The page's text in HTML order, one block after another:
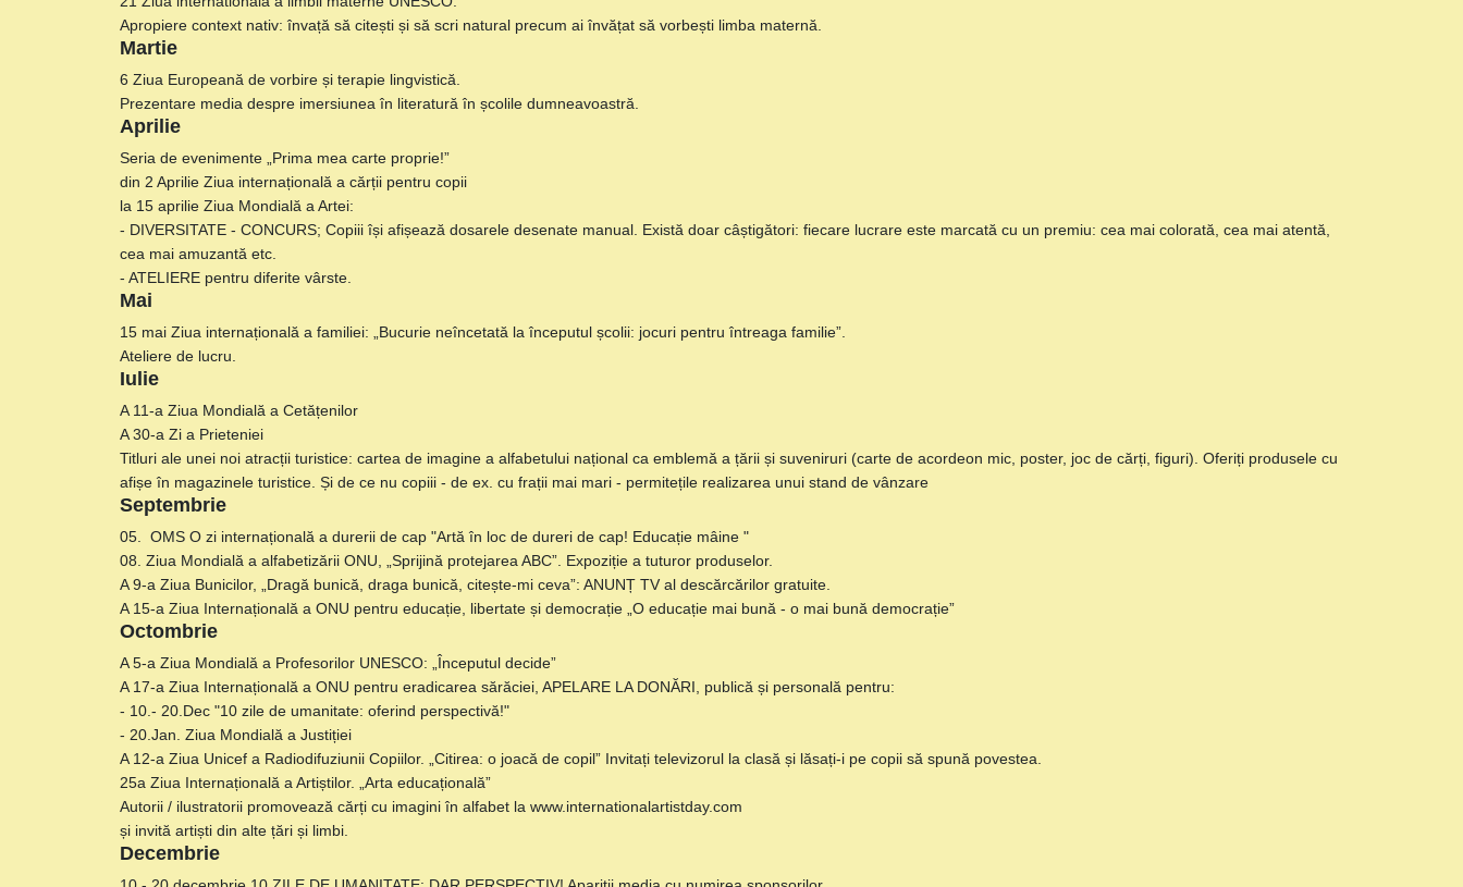
Apropiere context nativ: învață să citești și să scri natural precum ai învățat să vorbești limba maternă.
Martie
6 Ziua Europeană de vorbire și terapie lingvistică.
Prezentare media despre imersiunea în literatură în școlile dumneavoastră.
Aprilie
Seria de evenimente „Prima mea carte proprie!”
din 2 Aprilie Ziua internațională a cărții pentru copii
la 15 aprilie Ziua Mondială a Artei:
- DIVERSITATE - CONCURS; Copiii își afișează dosarele desenate manual. Există doar câștigători: fiecare lucrare este marcată cu un premiu: cea mai colorată, cea mai atentă,
cea mai amuzantă etc.
- ATELIERE pentru diferite vârste.
Mai
15 mai Ziua internațională a familiei: „Bucurie neîncetată la începutul școlii: jocuri pentru întreaga familie”.
Ateliere de lucru.
Iulie
A 11-a Ziua Mondială a Cetățenilor
A 30-a Zi a Prieteniei
Titluri ale unei noi atracții turistice: cartea de imagine a alfabetului național ca emblemă a țării și suveniruri (carte de acordeon mic, poster, joc de cărți, figuri). Oferiți produsele cu
afișe în magazinele turistice. Și de ce nu copiii - de ex. cu frații mai mari - permitețile realizarea unui stand de vânzare
Septembrie
05. OMS O zi internațională a durerii de cap "Artă în loc de dureri de cap! Educație mâine "
08. Ziua Mondială a alfabetizării ONU, „Sprijină protejarea ABC”. Expoziție a tuturor produselor.
A 9-a Ziua Bunicilor, „Dragă bunică, draga bunică, citește-mi ceva”: ANUNȚ TV al descărcărilor gratuite.
A 15-a Ziua Internațională a ONU pentru educație, libertate și democrație „O educație mai bună - o mai bună democrație”
Octombrie
A 5-a Ziua Mondială a Profesorilor UNESCO: „Începutul decide”
A 17-a Ziua Internațională a ONU pentru eradicarea sărăciei, APELARE LA DONĂRI, publică și personală pentru:
- 10.- 20.Dec "10 zile de umanitate: oferind perspectivă!"
- 20.Jan. Ziua Mondială a Justiției
A 12-a Ziua Unicef ​​a Radiodifuziunii Copiilor. „Citirea: o joacă de copil” Invitați televizorul la clasă și lăsați-i pe copii să spună povestea.
25a Ziua Internațională a Artiștilor. „Arta educațională”
Autorii / ilustratorii promovează cărți cu imagini în alfabet la www.internationalartistday.com
și invită artiști din alte țări și limbi.
Decembrie